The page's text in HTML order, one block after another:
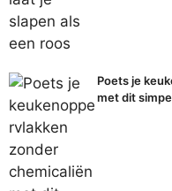
Poets je
met dit